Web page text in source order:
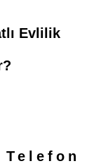
Evlilik
Telefon